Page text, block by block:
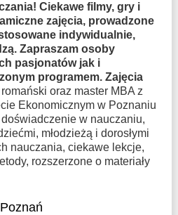
Ciekawe filmy, gry i
zajęcia, prowadzone
indywidualnie,
Zapraszam osoby
pasjonatów jak i
programem. Zajęcia
oraz master MBA z
Ekonomicznym w Poznaniu
w nauczaniu,
młodzieżą i dorosłymi
nauczania, ciekawe lekcje,
rozszerzone o materiały
Poznań